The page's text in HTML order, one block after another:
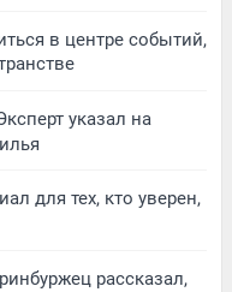
в центре событий,
указал на
для тех, кто уверен,
рассказал,